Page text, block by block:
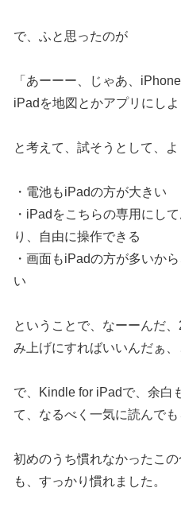
で、ふと思ったのが
「あーーー、じゃあ、
iPadを地図とかアプリにしよ
と考えて、試そうとして、
・電池もiPadの方が大きい
・iPadをこちらの専用にし
り、自由に操作できる
・画面もiPadの方が多いか
い
ということで、なーーんだ
み上げにすればいいんだぁ、
で、Kindle for iPadで、余白
て、なるべく一気に読んで
初めのうち慣れなかったこ
も、すっかり慣れました。